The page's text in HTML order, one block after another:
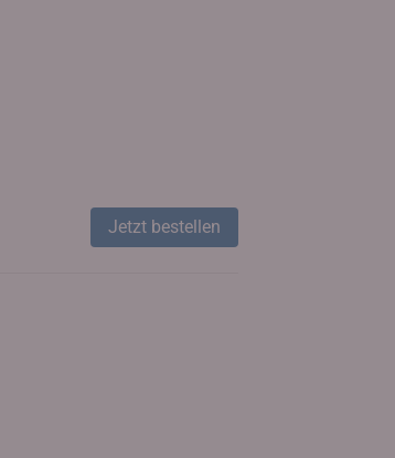
Jetzt bestellen